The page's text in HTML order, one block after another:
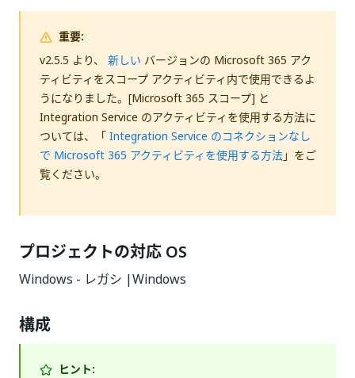
重要:
v2.5.5 より、 新しい バージョンの Microsoft 365 アク
ティビティをスコープ アクティビティ内で使用できるよ
うになりました。[Microsoft 365 スコープ] と
Integration Service のアクティビティを使用する方法に
ついては、「Integration Service のコネクションなし
で Microsoft 365 アクティビティを使用する方法」をご
覧ください。
プロジェクトの対応 OS
Windows - レガシ |Windows
構成
ヒント: